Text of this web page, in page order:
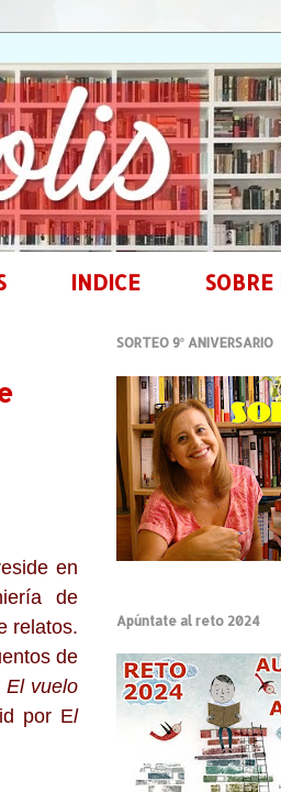
INDICE SOBRE
en
de
relatos.
de
El vuelo
por El
SORTEO 9º ANIVERSARIO
Apúntate al reto 2024